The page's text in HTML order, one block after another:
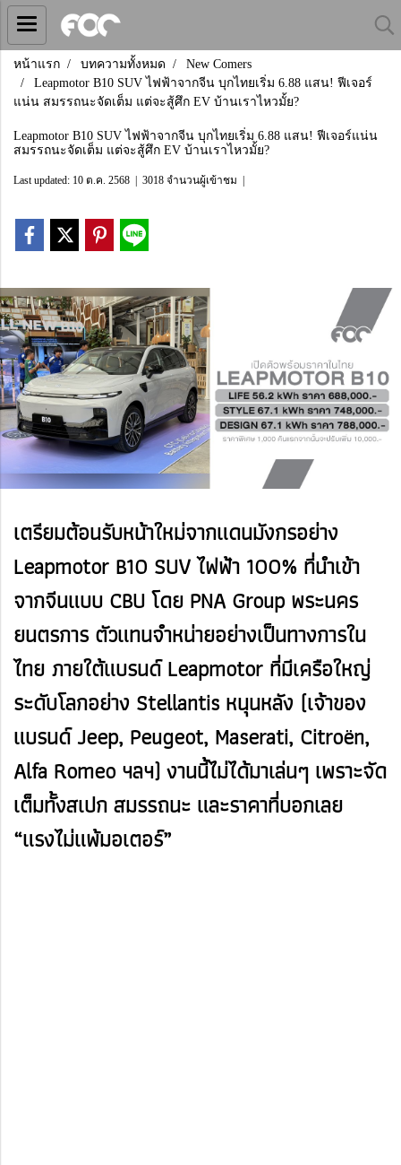
หน้าแรก บทความทั้งหมด
New Comers
Leapmotor B10 SUV ไฟฟ้าจากจีน บุกไทยเริ่ม 6.88 แสน! ฟีเจอร์
แน่น สมรรถนะจัดเต็ม แต่จะสู้ศึก EV บ้านเราไหวมั้ย?
Leapmotor B10 SUV ไฟฟ้าจากจีน บุกไทยเริ่ม 6.88 แสน! ฟีเจอร์แน่น
สมรรถนะจัดเต็ม แต่จะสู้ศึก EV บ้านเราไหวมั้ย?
Last updated: 10 ต.ค. 2568 3018 จำนวนผู้เข้าชม
เตรียมต้อนรับหน้าใหม่จากแดนมังกรอย่าง
Leapmotor B10 SUV ไฟฟ้า 100% ที่นำเข้า
จากจีนแบบ CBU โดย PNA Group พระนคร
ยนตรการ ตัวแทนจำหน่ายอย่างเป็นทางการใน
ไทย ภายใต้แบรนด์ Leapmotor ที่มีเครือใหญ่
ระดับโลกอย่าง Stellantis หนุนหลัง (เจ้าของ
แบรนด์ Jeep, Peugeot, Maserati, Citroën,
Alfa Romeo ฯลฯ) งานนี้ไม่ได้มาเล่นๆ เพราะจัด
เต็มทั้งสเปก สมรรถนะ และราคาที่บอกเลย
“แรงไม่แพ้มอเตอร์”